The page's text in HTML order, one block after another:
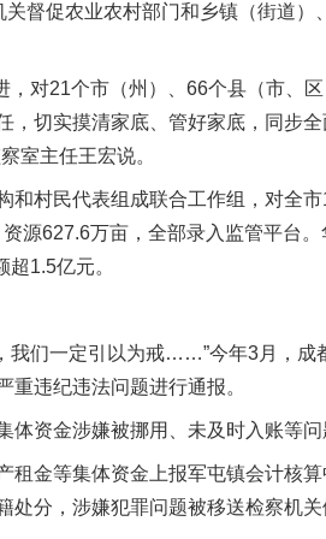
督促农业农村部门和乡镇（街道
对21个市（州）、66个县（市、区
，切实摸清家底、管好家底，同步
室主任王宏说。
村民代表组成联合工作组，对全市
源627.6万亩，全部录入监管平台。
1.5亿元。
们一定引以为戒……”今年3月，成
违纪违法问题进行通报。
资金涉嫌被挪用、未及时入账等问
金等集体资金上报军屯镇会计核算
分，涉嫌犯罪问题被移送检察机关